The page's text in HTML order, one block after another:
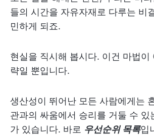
들의 시간을 자유자재로 다루는 비
민하게 되죠.
현실을 직시해 봅시다. 이건 마법이
략일 뿐입니다.
생산성이 뛰어난 모든 사람에게는
관과의 싸움에서 승리를 거둘 수 있
가 있습니다. 바로 우선순위 목록입